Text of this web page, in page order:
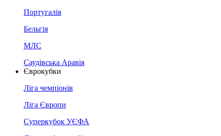
Португалія
Бельгія
МЛС
Саудівська Аравія
Єврокубки
Ліга чемпіонів
Ліга Європи
Суперкубок УЄФА